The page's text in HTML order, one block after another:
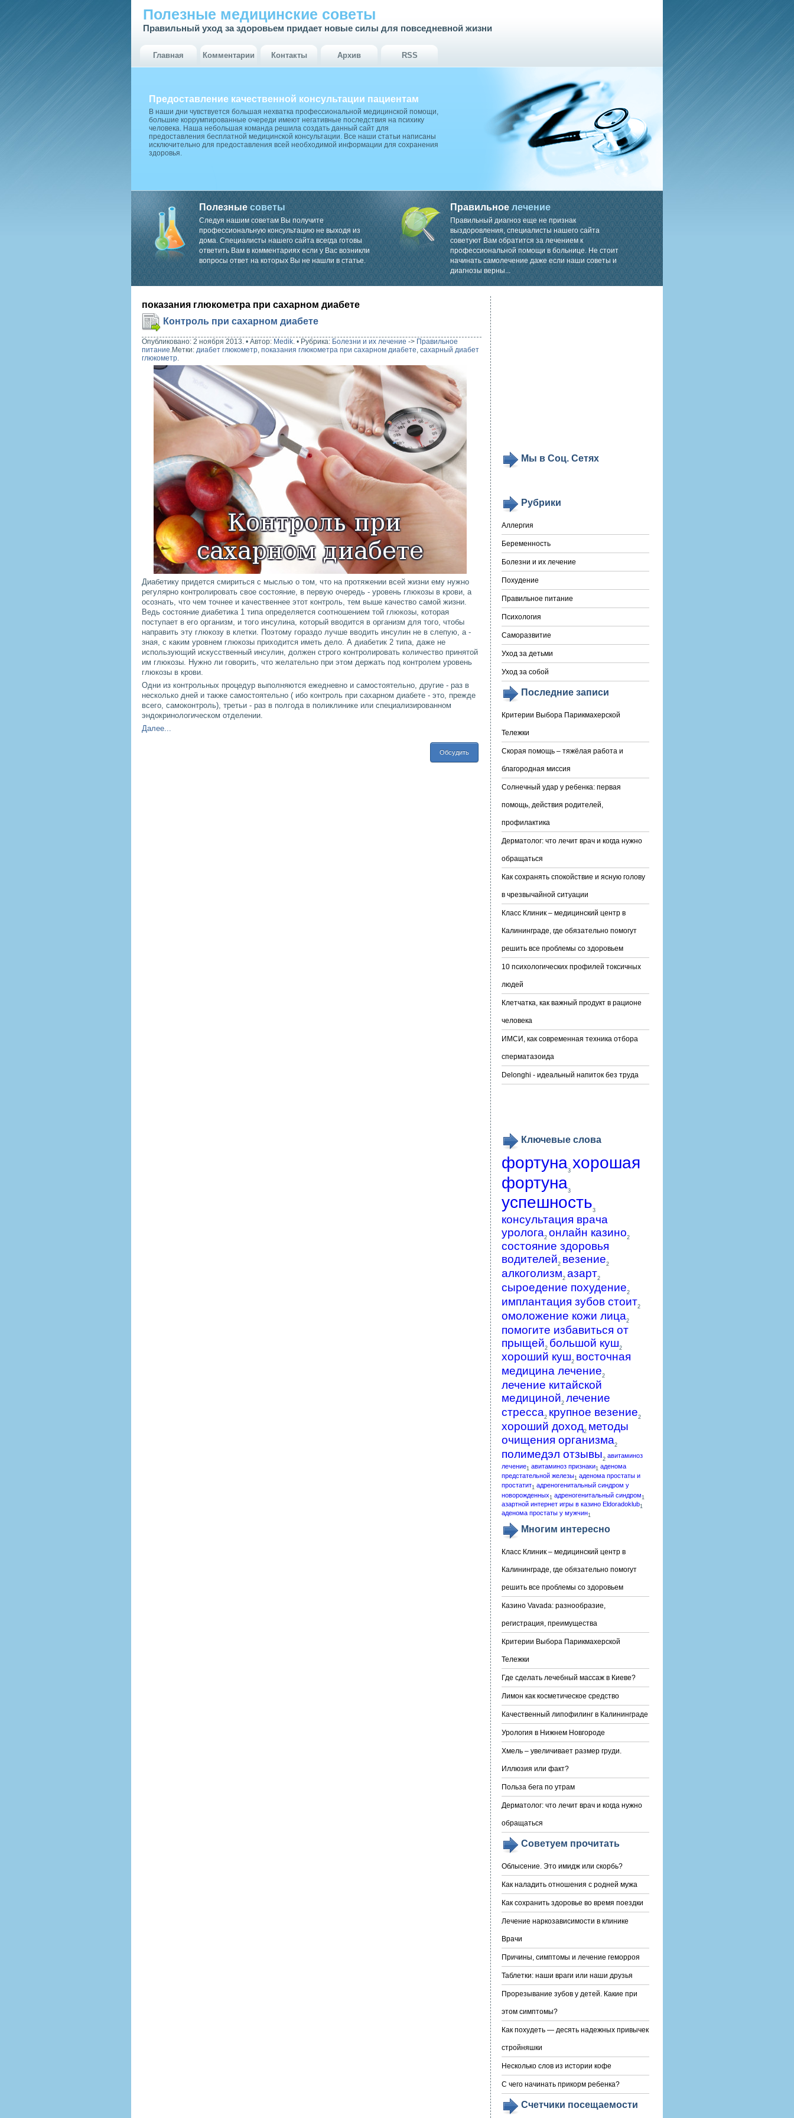
Полезные медицинские советы
Правильный уход за здоровьем придает новые силы для повседневной жизни
Главная Комментарии Контакты Архив RSS
Предоставление качественной консультации пациентам
В наши дни чувствуется большая нехватка профессиональной медицинской помощи,
большие коррумпированные очереди имеют негативные последствия на психику
человека. Наша небольшая команда решила создать данный сайт для
предоставления бесплатной медицинской консультации. Все наши статьи написаны
исключительно для предоставления всей необходимой информации для сохранения
здоровья.
Полезныесоветы
Следуя нашим советам Вы получите
профессиональную консультацию не выходя из
дома. Специалисты нашего сайта всегда готовы
ответить Вам в комментариях если у Вас возникли
вопросы ответ на которых Вы не нашли в статье.
Правильное лечение
Правильный диагноз еще не признак
выздоровления, специалисты нашего сайта
советуют Вам обратится за лечением к
профессиональной помощи в больнице. Не стоит
начинать самолечение даже если наши советы и
диагнозы верны...
показания глюкометра при сахарном диабете
Контроль при сахарном диабете
Опубликовано: 2 ноября 2013. • Автор: Medik. • Рубрика: Болезни и их лечение -> Правильное
питание.Метки: диабет глюкометр, показания глюкометра при сахарном диабете, сахарный диабет
глюкометр.
Диабетику придется смириться с мыслью о том, что на протяжении всей жизни ему нужно
регулярно контролировать свое состояние, в первую очередь - уровень глюкозы в крови, а
осознать, что чем точнее и качественнее этот контроль, тем выше качество самой жизни.
Ведь состояние диабетика 1 типа определяется соотношением той глюкозы, которая
поступает в его организм, и того инсулина, который вводится в организм для того, чтобы
направить эту глюкозу в клетки. Поэтому гораздо лучше вводить инсулин не в слепую, а -
зная, с каким уровнем глюкозы приходится иметь дело. А диабетик 2 типа, даже не
использующий искусственный инсулин, должен строго контролировать количество принятой
им глюкозы. Нужно ли говорить, что желательно при этом держать под контролем уровень
глюкозы в крови.
Одни из контрольных процедур выполняются ежедневно и самостоятельно, другие - раз в
несколько дней и также самостоятельно ( ибо контроль при сахарном диабете - это, прежде
всего, самоконтроль), третьи - раз в полгода в поликлинике или специализированном
эндокринологическом отделении.
Далее...
Обсудить
Мы в Соц. Сетях
Рубрики
Аллергия
Беременность
Болезни и их лечение
Похудение
Правильное питание
Психология
Саморазвитие
Уход за детьми
Уход за собой
Последние записи
Критерии Выбора Парикмахерской
Тележки
Скорая помощь – тяжёлая работа и
благородная миссия
Солнечный удар у ребенка: первая
помощь, действия родителей,
профилактика
Дерматолог: что лечит врач и когда нужно
обращаться
Как сохранять спокойствие и ясную голову
в чрезвычайной ситуации
Класс Клиник – медицинский центр в
Калининграде, где обязательно помогут
решить все проблемы со здоровьем
10 психологических профилей токсичных
людей
Клетчатка, как важный продукт в рационе
человека
ИМСИ, как современная техника отбора
сперматазоида
Delonghi - идеальный напиток без труда
Ключевые слова
фортуна3 хорошая
фортуна3
успешность3
консультация врача
уролога2 онлайн казино2
состояние здоровья
водителей2 везение2
алкоголизм2 азарт2
сыроедение похудение2
имплантация зубов стоит2
омоложение кожи лица2
помогите избавиться от
прыщей2 большой куш2
хороший куш2 восточная
медицина лечение2
лечение китайской
медициной2 лечение
стресса2 крупное везение2
хороший доход2 методы
очищения организма2
полимедэл отзывы2 авитаминоз
лечение1 авитаминоз признаки1 аденома
предстательной железы1 аденома простаты и
простатит1 адреногенитальный синдром у
новорожденных 1 адреногенитальный синдром 1
азартной интернет игры в казино Eldoradoklub1
аденома простаты у мужчин1
Многим интересно
Класс Клиник – медицинский центр в
Калининграде, где обязательно помогут
решить все проблемы со здоровьем
Казино Vavada: разнообразие,
регистрация, преимущества
Критерии Выбора Парикмахерской
Тележки
Где сделать лечебный массаж в Киеве?
Лимон как косметическое средство
Качественный липофилинг в Калининграде
Урология в Нижнем Новгороде
Хмель – увеличивает размер груди.
Иллюзия или факт?
Польза бега по утрам
Дерматолог: что лечит врач и когда нужно
обращаться
Советуем прочитать
Облысение. Это имидж или скорбь?
Как наладить отношения с родней мужа
Как сохранить здоровье во время поездки
Лечение наркозависимости в клинике
Врачи
Причины, симптомы и лечение геморроя
Таблетки: наши враги или наши друзья
Прорезывание зубов у детей. Какие при
этом симптомы?
Как похудеть — десять надежных привычек
стройняшки
Несколько слов из истории кофе
С чего начинать прикорм ребенка?
Счетчики посещаемости